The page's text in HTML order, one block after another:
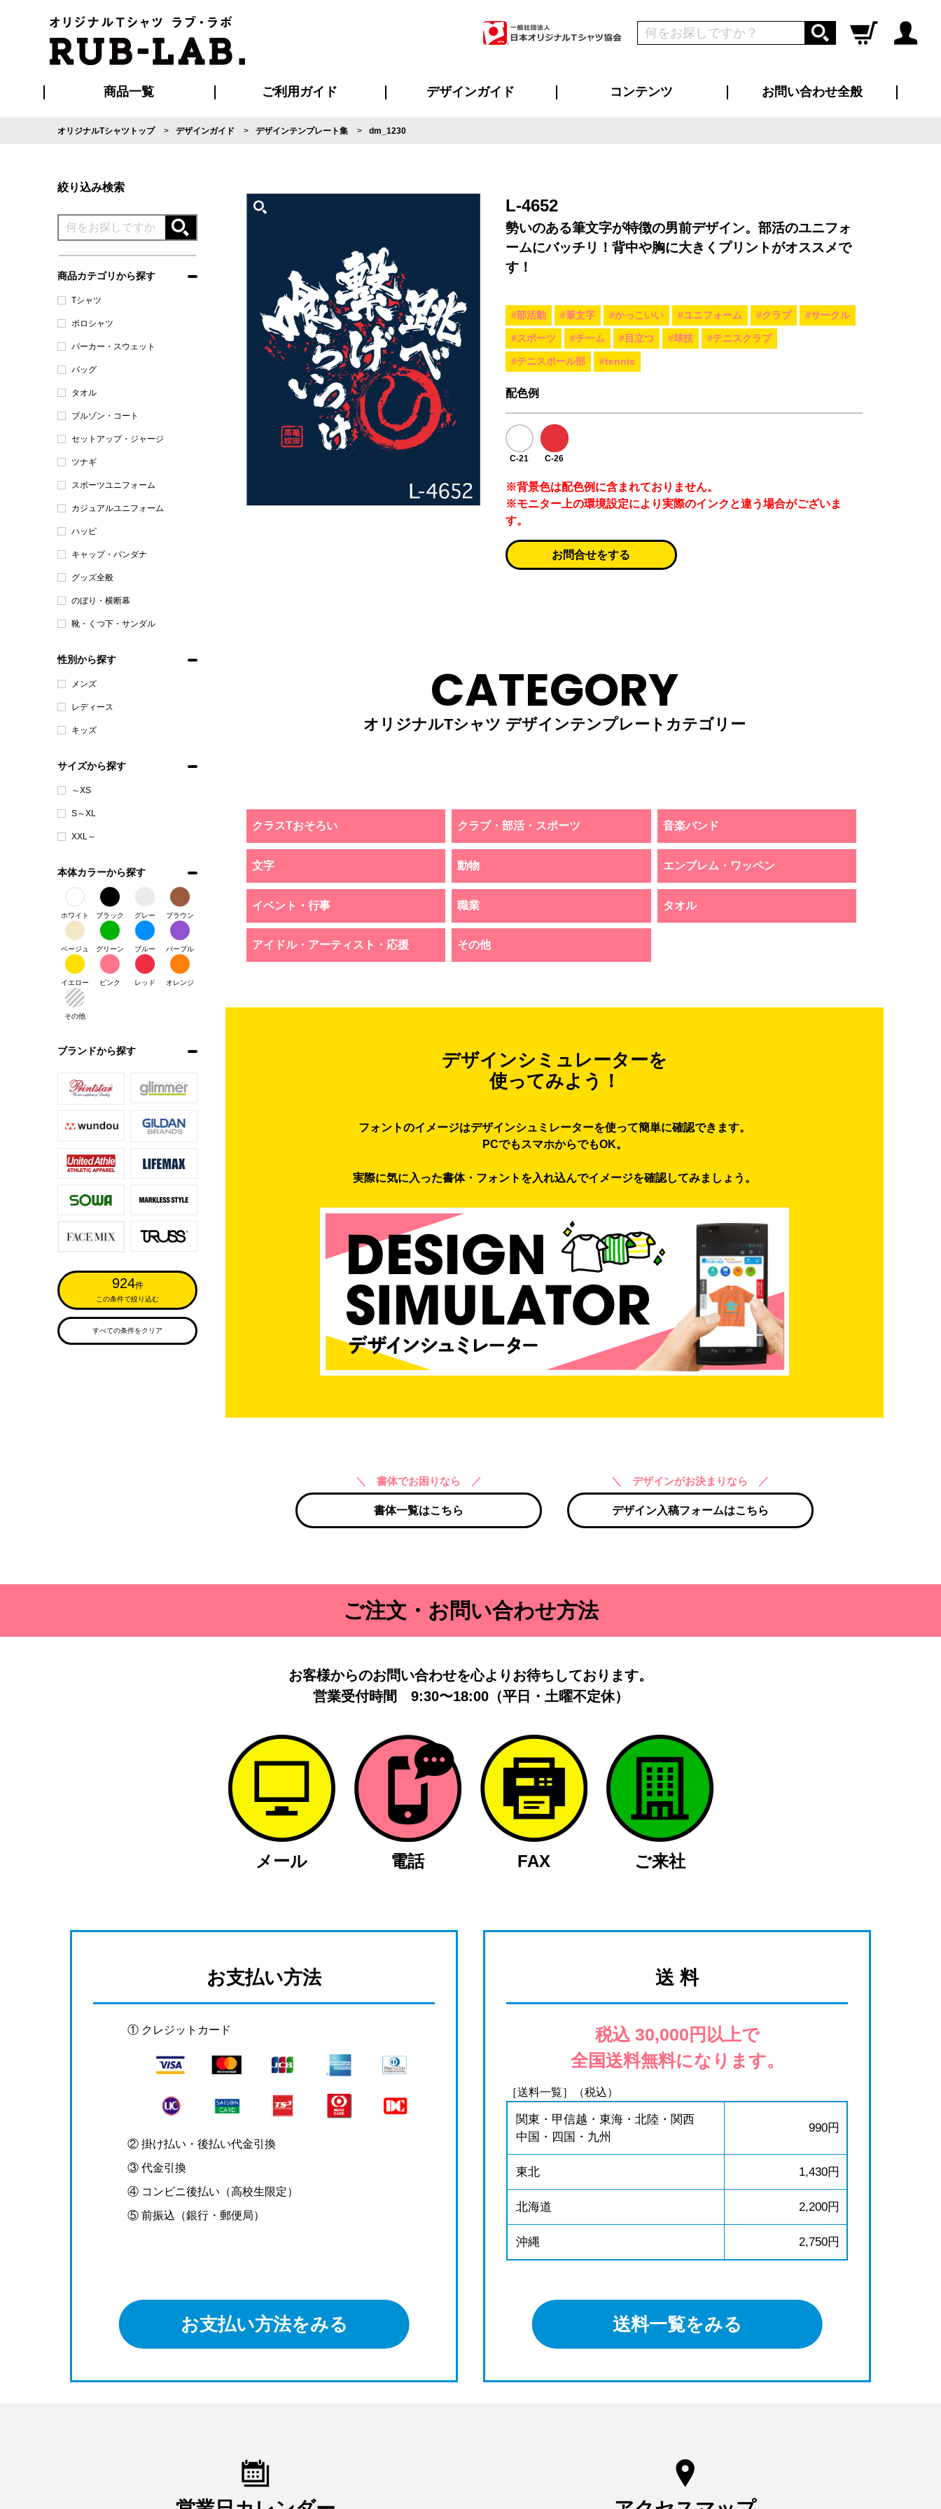
ログイン
商品一覧 ご利用ガイド
ご利用ガイド
はじめての方へ
再注文の方へ
お支払い方法について
割引まとめページ
発送・特急サービスについて
版の保管期限について
マイページ会員のメリット
よくあるご質問
デザインガイド コンテンツ お問い合わせ全般
オリジナルTシャツトップ デザインガイド デザインテンプレート集 dm_1230
絞り込み検索
商品カテゴリから探す
Tシャツ
ポロシャツ
パーカー・スウェット
バッグ
タオル
ブルゾン・コート
セットアップ・ジャージ
ツナギ
スポーツユニフォーム
カジュアルユニフォーム
ハッピ
キャップ・バンダナ
グッズ全般
のぼり・横断幕
靴・くつ下・サンダル
性別から探す
メンズ
レディース
キッズ
サイズから探す
～XS
S～XL
XXL～
本体カラーから探す
ホワイト ブラック グレー ブラウン
ベージュ グリーン ブルー パープル
イエロー ピンク レッド オレンジ
その他
ブランドから探す
924件
この条件で絞り込む
すべての条件をクリア
L-4652
勢いのある筆文字が特徴の男前デザイン。部活のユニフォ
ームにバッチリ！背中や胸に大きくプリントがオススメで
す！
#部活動 #筆文字 #かっこいい #ユニフォーム #クラブ #サークル
#スポーツ #チーム #目立つ #球技 #テニスクラブ
#テニスボール部 #tennis
配色例
C-21 C-26
※背景色は配色例に含まれておりません。
※モニター上の環境設定により実際のインクと違う場合がございま
す。
お問合せをする
CATEGORY
オリジナルTシャツ デザインテンプレートカテゴリー
クラスTおそろい クラブ・部活・スポーツ 音楽バンド
文字 動物 エンブレム・ワッペン
イベント・行事 職業 タオル
アイドル・アーティスト・応援 その他
デザインシミュレーターを
使ってみよう！
フォントのイメージはデザインシュミレーターを使って簡単に確認できます。
PCでもスマホからでもOK。
実際に気に入った書体・フォントを入れ込んでイメージを確認してみましょう。
＼ 書体でお困りなら ／
書体一覧はこちら
＼ デザインがお決まりなら ／
デザイン入稿フォームはこちら
ご注文・お問い合わせ方法
お客様からのお問い合わせを心よりお待ちしております。
営業受付時間 9:30〜18:00（平日・土曜不定休）
メール 電話 FAX ご来社
お支払い方法
① クレジットカード
② 掛け払い・後払い代金引換
③ 代金引換
④ コンビニ後払い（高校生限定）
⑤ 前振込（銀行・郵便局）
お支払い方法をみる
送 料
税込 30,000円以上で
全国送料無料になります。
［送料一覧］（税込）
関東・甲信越・東海・北陸・関西
中国・四国・九州
990円
東北 1,430円
北海道 2,200円
沖縄 2,750円
送料一覧をみる